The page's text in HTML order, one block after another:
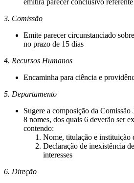
3. Comissão
Emite parecer circunstanciado
no prazo de 15 dias
4. Recursos Humanos
Encaminha para ciência e
5. Departamento
Sugere a composição da
8 nomes, dos quais 6 deverão ser
contendo:
Nome, titulação e instituição
Declaração de inexistência
interesses
6. Direção